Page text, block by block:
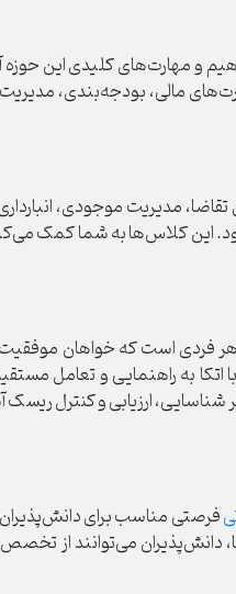
و مهارت‌های کلیدی این
مالی، بودجه‌بندی،
تقاضا، مدیریت موجودی،
این کلاس‌ها به شما کمک
هر فردی است که خواهان
اتکا به راهنمایی و تعامل
ارزیابی و کنترل
فرصتی مناسب برای دانش‌پذیران
دانش‌پذیران می‌توانند